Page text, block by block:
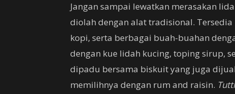
Jangan sampai lewatkan merasakan
diolah dengan alat tradisional.
kopi, serta berbagai buah-buahan
dengan kue lidah kucing, toping sirup,
dipadu bersama biskuit yang juga
memilihnya dengan rum and raisin.